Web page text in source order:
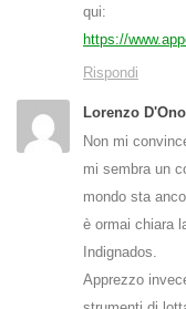
qui:
https://
Rispondi
Lorenzo
Non mi
mi sembra un
mondo sta
è ormai chiara
Indignados.
Apprezzo